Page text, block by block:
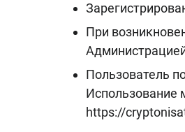
При
Пользователь
Использование
https://